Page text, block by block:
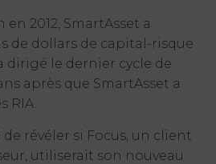
2012, SmartAsset a
de dollars de capital-risque
dirigé le dernier cycle de
après que SmartAsset a
RIA.
révéler si Focus, un client
utiliserait son nouveau